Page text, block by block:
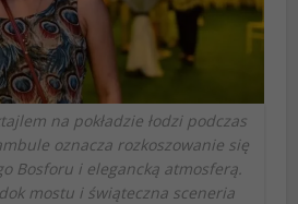
na pokładzie łodzi podczas
oznacza rozkoszowanie się
Bosforu i elegancką atmosferą.
mostu i świąteczna sceneria